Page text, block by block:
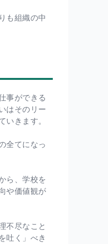
も組織の中
事ができる
はそのリー
きます。
全てになっ
ら、学校を
や価値観が
不尽なこと
吐く」べき